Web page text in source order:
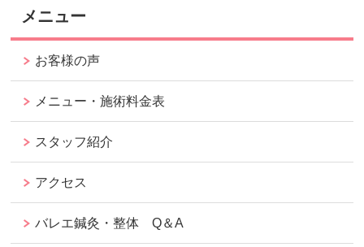
メニュー
お客様の声
メニュー・施術料金表
スタッフ紹介
アクセス
バレエ鍼灸・整体 Q＆A